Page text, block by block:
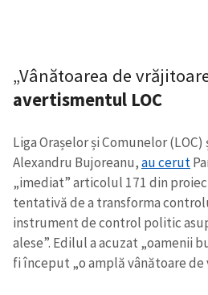
„Vânătoarea de
avertismentul LOC
Liga Orașelor și Comunelor
Alexandru Bujoreanu,au cerut
„imediat” articolul 171 din
tentativă de a transforma
instrument de control politic
alese”. Edilul a acuzat „oamenii
fi început „o amplă vânătoare de